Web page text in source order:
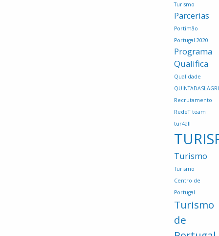
Turismo
Parcerias
Portimão
Portugal 2020
Programa
Qualifica
Qualidade
Recrutamento
RedeT team
tur4all
Turismo
Turismo
Centro de
Portugal
Turismo
de